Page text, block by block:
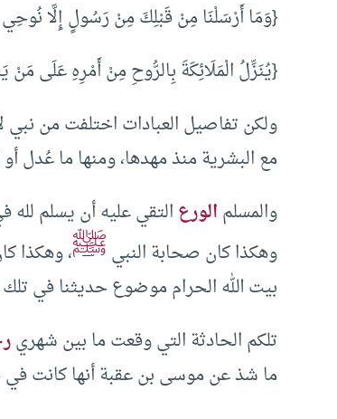
{وَمَا أَرْسَلْنَا مِنْ قَبْلِكَ مِنْ رَسُولٍ إِلَّا نُوحِي
{يُنَزِّلُ الْمَلَائِكَةَ بِالرُّوحِ مِنْ أَمْرِهِ عَلَى مَنْ
ولكن تفاصيل العبادات اختلفت من
مع البشرية منذ مهدها، ومنها ما عُدل
والمسلمالورعالتقي عليه أن يسلم لله
وهكذا كان صحابة النبيﷺ، وهكذا
بيت الله الحرام موضوع حديثنا في تلك
تلكم الحادثة التي وقعت ما بين شهري
ما شذ عن موسى بن عقبة أنها كانت